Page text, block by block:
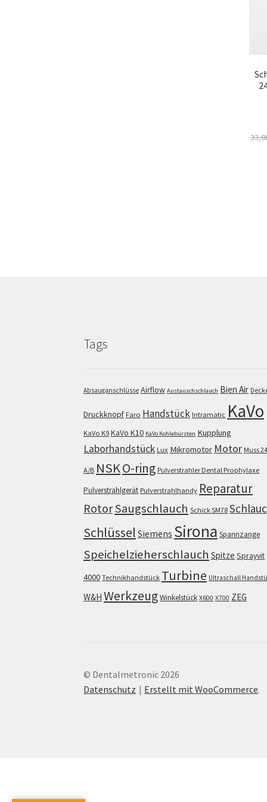
Tags
Absauganschlüsse Airflow Austauschschlauch Bien Air
Druckknopf Faro Handstück Intramatic KaVo
KaVo K9 KaVo K10 KaVo Kohlebürsten Kupplung
Laborhandstück Lux Mikromotor Motor Muss
A/B NSKO-ring Pulverstrahler Dental Prophylaxe
Pulverstrahlgerät Pulverstrahlhandy Reparatur
RotorSaugschlauch Schick SM78
Schlüssel Siemens Sirona Spannzange
Speichelzieherschlauch Spitze Sprayvit
4000 Technikhandstück Turbine Ultraschall
W&H WerkzeugWinkelstück X600 X700 ZEG
© Dentalmetronic 2026
Datenschutz
Erstellt mit WooCommerce.